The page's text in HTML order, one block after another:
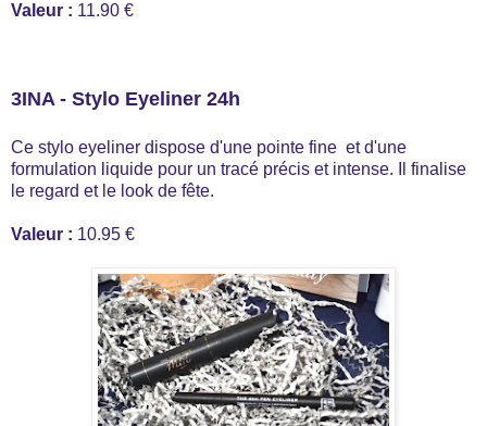
Valeur : 11.90 €
3INA - Stylo Eyeliner 24h
Ce stylo eyeliner dispose d'une pointe fine et d'une
formulation liquide pour un tracé précis et intense. Il finalise
le regard et le look de fête.
Valeur : 10.95 €